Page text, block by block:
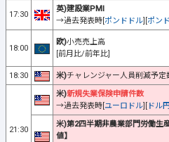
17:30
英)建設業PMI
→過去発表時[ポンドドル][ポン
18:00
欧)小売売上高
[前月比/前年比]
18:30
米)チャレンジャー人員削減予定
21:30
米)新規失業保険申請件数
→過去発表時[ユーロドル][ ドル円
米)第2四半期非農業部門労働生
値】